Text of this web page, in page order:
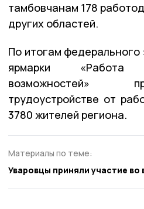
тамбовчанам 178
других областей.
По итогам федерального
ярмарки
возможностей»
трудоустройстве от
3780 жителей региона.
Материалы по теме:
Уваровцы приняли участие